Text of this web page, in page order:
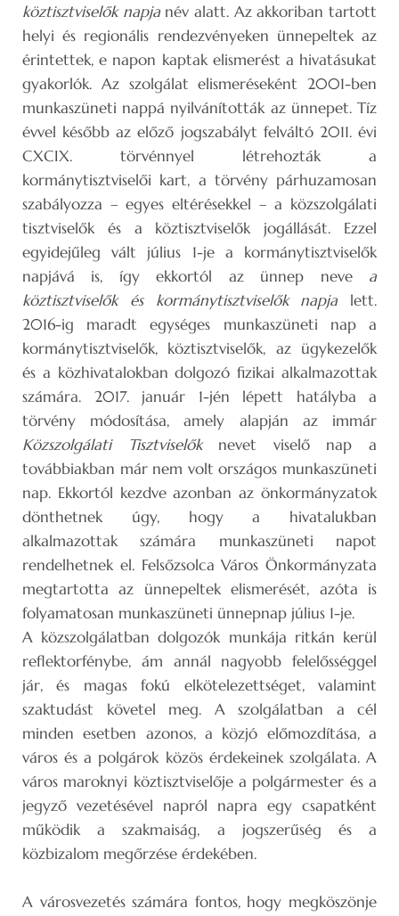
köztisztviselők napjanév alatt. Az akkoriban tartott
helyi és regionális rendezvényeken ünnepeltek az
érintettek, e napon kaptak elismerést a hivatásukat
gyakorlók. Az szolgálat elismeréseként 2001-ben
munkaszüneti nappá nyilvánították az ünnepet. Tíz
évvel később az előző jogszabályt felváltó 2011. évi
CXCIX. törvénnyel létrehozták a
kormánytisztviselői kart, a törvény párhuzamosan
szabályozza – egyes eltérésekkel – a közszolgálati
tisztviselők és a köztisztviselők jogállását. Ezzel
egyidejűleg vált július 1-je a kormánytisztviselők
napjává is, így ekkortól az ünnep neve a
köztisztviselők és kormánytisztviselők napja lett.
2016-ig maradt egységes munkaszüneti nap a
kormánytisztviselők, köztisztviselők, az ügykezelők
és a közhivatalokban dolgozó fizikai alkalmazottak
számára. 2017. január 1-jén lépett hatályba a
törvény módosítása, amely alapján az immár
Közszolgálati Tisztviselőknevet viselő nap a
továbbiakban már nem volt országos munkaszüneti
nap. Ekkortól kezdve azonban az önkormányzatok
dönthetnek úgy, hogy a hivatalukban
alkalmazottak számára munkaszüneti napot
rendelhetnek el. Felsőzsolca Város Önkormányzata
megtartotta az ünnepeltek elismerését, azóta is
folyamatosan munkaszüneti ünnepnap július 1-je.
A közszolgálatban dolgozók munkája ritkán kerül
reflektorfénybe, ám annál nagyobb felelősséggel
jár, és magas fokú elkötelezettséget, valamint
szaktudást követel meg. A szolgálatban a cél
minden esetben azonos, a közjó előmozdítása, a
város és a polgárok közös érdekeinek szolgálata. A
város maroknyi köztisztviselője a polgármester és a
jegyző vezetésével napról napra egy csapatként
működik a szakmaiság, a jogszerűség és a
közbizalom megőrzése érdekében.
A városvezetés számára fontos, hogy megköszönje